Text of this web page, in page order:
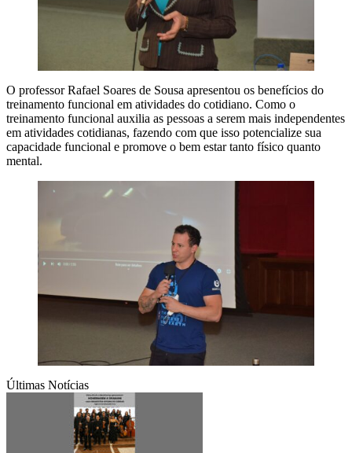
O professor Rafael Soares de Sousa apresentou os benefícios do
treinamento funcional em atividades do cotidiano. Como o
treinamento funcional auxilia as pessoas a serem mais independentes
em atividades cotidianas, fazendo com que isso potencialize sua
capacidade funcional e promove o bem estar tanto físico quanto
mental.
Últimas Notícias